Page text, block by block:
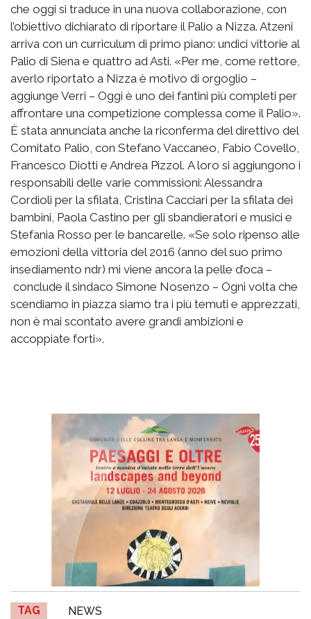
che oggi si traduce in una nuova collaborazione, con
l’obiettivo dichiarato di riportare il Palio a Nizza. Atzeni
arriva con un curriculum di primo piano: undici vittorie al
Palio di Siena e quattro ad Asti. «Per me, come rettore,
averlo riportato a Nizza è motivo di orgoglio –
aggiunge Verri – Oggi è uno dei fantini più completi per
affrontare una competizione complessa come il Palio».
È stata annunciata anche la riconferma del direttivo del
Comitato Palio, con Stefano Vaccaneo, Fabio Covello,
Francesco Diotti e Andrea Pizzol. A loro si aggiungono i
responsabili delle varie commissioni: Alessandra
Cordioli per la sfilata, Cristina Cacciari per la sfilata dei
bambini, Paola Castino per gli sbandieratori e musici e
Stefania Rosso per le bancarelle. «Se solo ripenso alle
emozioni della vittoria del 2016 (anno del suo primo
insediamento ndr) mi viene ancora la pelle d’oca –
conclude il sindaco Simone Nosenzo – Ogni volta che
scendiamo in piazza siamo tra i più temuti e apprezzati,
non è mai scontato avere grandi ambizioni e
accoppiate forti».
TAG NEWS